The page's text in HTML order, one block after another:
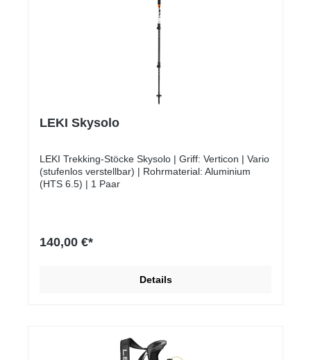
LEKI Skysolo
LEKI Trekking-Stöcke Skysolo | Griff: Verticon | Vario
(stufenlos verstellbar) | Rohrmaterial: Aluminium
(HTS 6.5) | 1 Paar
140,00 €*
Details